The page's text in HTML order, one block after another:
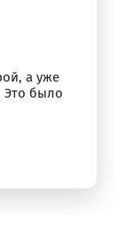
а уже
Это было